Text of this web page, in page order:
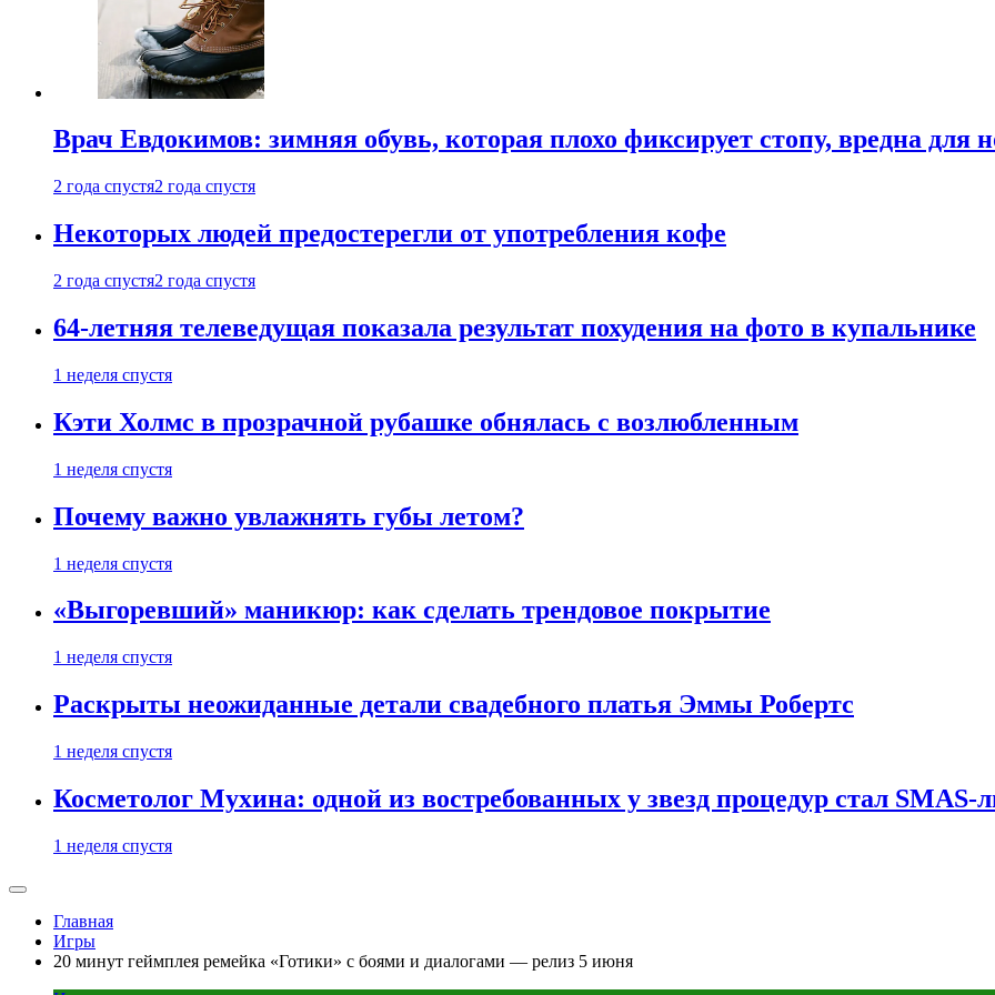
Врач Евдокимов: зимняя обувь, которая плохо фиксирует стопу, вредна для
2 года спустя2 года спустя
Некоторых людей предостерегли от употребления кофе
2 года спустя2 года спустя
64-летняя телеведущая показала результат похудения на фото в купальнике
1 неделя спустя
Кэти Холмс в прозрачной рубашке обнялась с возлюбленным
1 неделя спустя
Почему важно увлажнять губы летом?
1 неделя спустя
«Выгоревший» маникюр: как сделать трендовое покрытие
1 неделя спустя
Раскрыты неожиданные детали свадебного платья Эммы Робертс
1 неделя спустя
Косметолог Мухина: одной из востребованных у звезд процедур стал SMAS-
1 неделя спустя
Главная
Игры
20 минут геймплея ремейка «Готики» с боями и диалогами — релиз 5 июня